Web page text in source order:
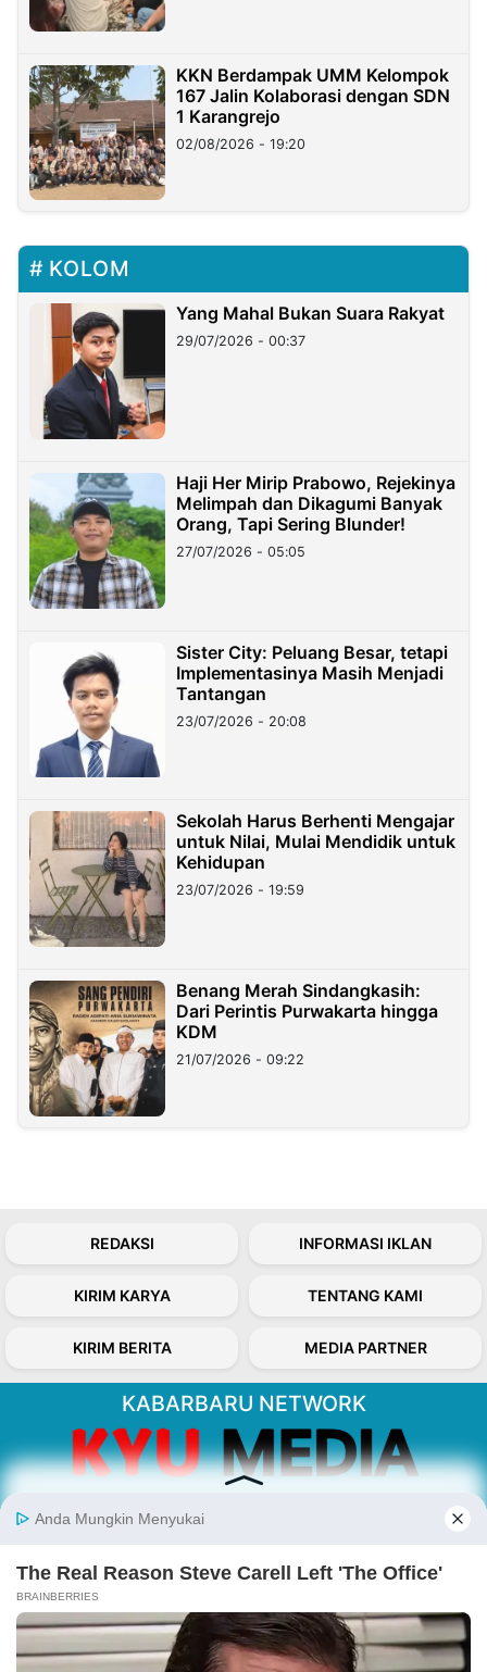
KKN Berdampak UMM Kelompok
167 Jalin Kolaborasi dengan SDN
1 Karangrejo
02/08/2026 - 19:20
KOLOM
Yang Mahal Bukan Suara Rakyat
29/07/2026 - 00:37
Haji Her Mirip Prabowo, Rejekinya
Melimpah dan Dikagumi Banyak
Orang, Tapi Sering Blunder!
27/07/2026 - 05:05
Sister City: Peluang Besar, tetapi
Implementasinya Masih Menjadi
Tantangan
23/07/2026 - 20:08
Sekolah Harus Berhenti Mengajar
untuk Nilai, Mulai Mendidik untuk
Kehidupan
23/07/2026 - 19:59
Benang Merah Sindangkasih:
Dari Perintis Purwakarta hingga
KDM
21/07/2026 - 09:22
REDAKSI INFORMASI IKLAN
KIRIM KARYA TENTANG KAMI
KIRIM BERITA MEDIA PARTNER
KABARBARU NETWORK
About Our Kabarbaru.co
Kabarbaru.co menyajikan berita aktual dan
serta terverifikasi dari sumber yang tepat.
Follow Kabarbaru